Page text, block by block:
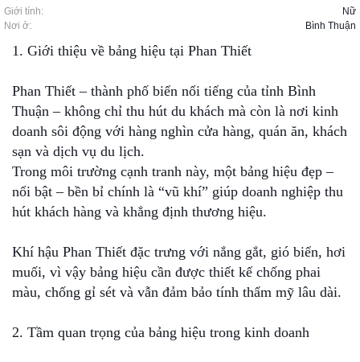
Giới tính:
Nữ
Nơi ở:
Bình Thuận
1. Giới thiệu về bảng hiệu tại Phan Thiết
Phan Thiết – thành phố biển nổi tiếng của tỉnh Bình
Thuận – không chỉ thu hút du khách mà còn là nơi kinh
doanh sôi động với hàng nghìn cửa hàng, quán ăn, khách
sạn và dịch vụ du lịch.
Trong môi trường cạnh tranh này, một bảng hiệu đẹp –
nổi bật – bền bỉ chính là “vũ khí” giúp doanh nghiệp thu
hút khách hàng và khẳng định thương hiệu.
Khí hậu Phan Thiết đặc trưng với nắng gắt, gió biển, hơi
muối, vì vậy bảng hiệu cần được thiết kế chống phai
màu, chống gỉ sét và vẫn đảm bảo tính thẩm mỹ lâu dài.
2. Tầm quan trọng của bảng hiệu trong kinh doanh